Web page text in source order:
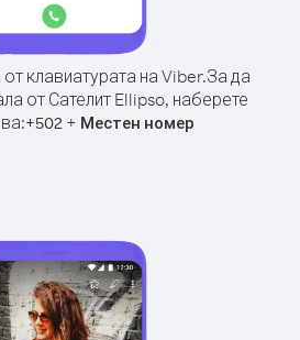
клавиатурата на Viber.За да
от Сателит Ellipso, наберете
+502 + Местен номер